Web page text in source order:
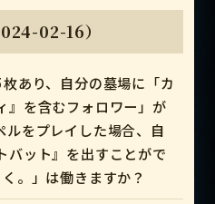
02-16）
あり、自分の墓場に「カ
』を含むフォロワー」が
ルをプレイした場合、自
バット』を出すことがで
。」は働きますか？